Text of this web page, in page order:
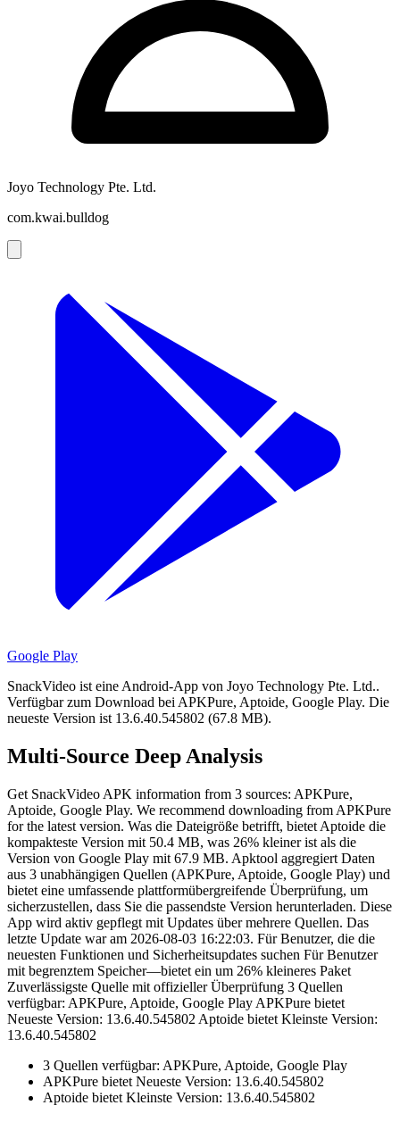
Joyo Technology Pte. Ltd.
com.kwai.bulldog
Google Play
SnackVideo ist eine Android-App von Joyo Technology Pte. Ltd..
Verfügbar zum Download bei APKPure, Aptoide, Google Play. Die
neueste Version ist 13.6.40.545802 (67.8 MB).
Multi-Source Deep Analysis
Get SnackVideo APK information from 3 sources: APKPure,
Aptoide, Google Play. We recommend downloading from APKPure
for the latest version. Was die Dateigröße betrifft, bietet Aptoide die
kompakteste Version mit 50.4 MB, was 26% kleiner ist als die
Version von Google Play mit 67.9 MB. Apktool aggregiert Daten
aus 3 unabhängigen Quellen (APKPure, Aptoide, Google Play) und
bietet eine umfassende plattformübergreifende Überprüfung, um
sicherzustellen, dass Sie die passendste Version herunterladen. Diese
App wird aktiv gepflegt mit Updates über mehrere Quellen. Das
letzte Update war am 2026-08-03 16:22:03. Für Benutzer, die die
neuesten Funktionen und Sicherheitsupdates suchen Für Benutzer
mit begrenztem Speicher—bietet ein um 26% kleineres Paket
Zuverlässigste Quelle mit offizieller Überprüfung 3 Quellen
verfügbar: APKPure, Aptoide, Google Play APKPure bietet
Neueste Version: 13.6.40.545802 Aptoide bietet Kleinste Version:
13.6.40.545802
3 Quellen verfügbar: APKPure, Aptoide, Google Play
APKPure bietet Neueste Version: 13.6.40.545802
Aptoide bietet Kleinste Version: 13.6.40.545802